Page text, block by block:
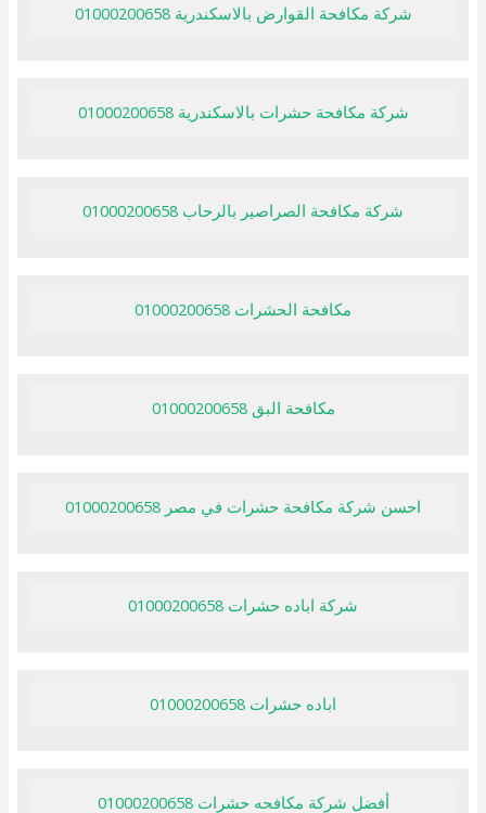
شركة مكافحة القوارض بالاسكندرية 01000200658
شركة مكافحة حشرات بالاسكندرية 01000200658
شركة مكافحة الصراصير بالرحاب 01000200658
مكافحة الحشرات 01000200658
مكافحة البق 01000200658
احسن شركة مكافحة حشرات في مصر 01000200658
شركة اباده حشرات 01000200658
اباده حشرات 01000200658
أفضل شركة مكافحه حشرات 01000200658